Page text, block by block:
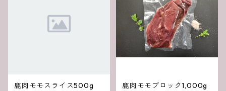
鹿肉モモスライス500g
鹿肉モモブロック1,000g